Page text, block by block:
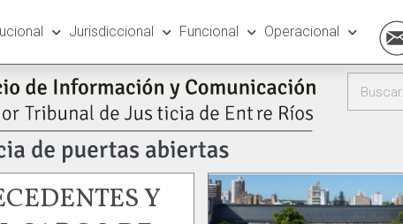
Jurisdiccional Funcional Operacional
Y